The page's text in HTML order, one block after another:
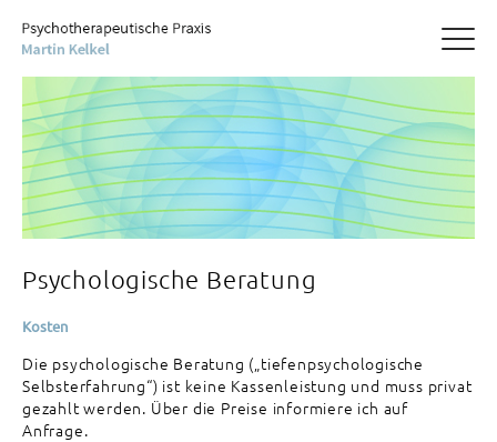
GUTEN TAG
VITA
PSYCHOTHERAPIE
Analytische und Tiefenpsychologisch fundierte
Psychotherapie
Analytische Körperpsychotherapie
PAARTHERAPIE
BERATUNG
Psychologische Beratung
KONTAKT
Praxisdaten
Sprechzeiten
Psychologische Beratung
Kosten
Die psychologische Beratung („tiefenpsychologische
Selbsterfahrung“) ist keine Kassenleistung und muss privat
gezahlt werden. Über die Preise informiere ich auf
Anfrage.